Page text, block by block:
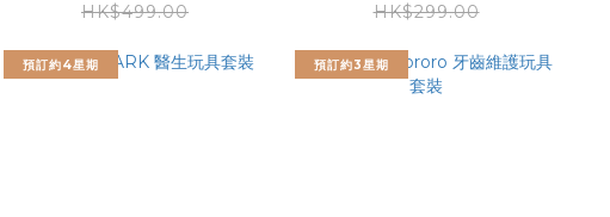
HK$499.00
HK$299.00
預訂約4星期 預訂約3星期